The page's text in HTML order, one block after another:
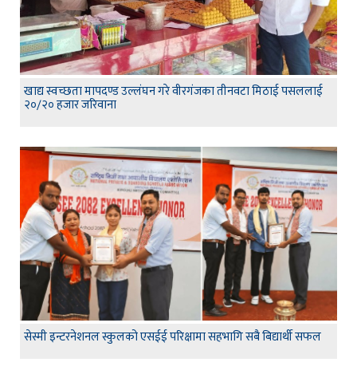
खाद्य स्वच्छता मापदण्ड उल्लंघन गरे वीरगंजका तीनवटा मिठाई पसललाई
२०/२० हजार जरिवाना
सेस्मी इन्टरनेशनल स्कुलको एसईई परिक्षामा सहभागि सबै बिद्यार्थी सफल